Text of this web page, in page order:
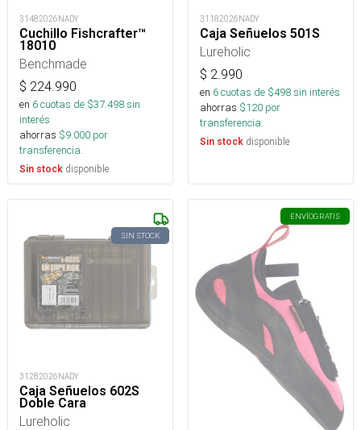
31482026NADY
Cuchillo Fishcrafter™
18010
Benchmade
$ 224.990
en 6cuotas de $37.498sin
interés
ahorras $9.000 por
transferencia.
Sin stock disponible
31182026NADY
Caja Señuelos 501S
Lureholic
$ 2.990
en 6cuotas de $498sin interés
ahorras $120 por
transferencia.
Sin stock disponible
SIN STOCK
31282026NADY
Caja Señuelos 602S
Doble Cara
Lureholic
ENVÍOGRATIS